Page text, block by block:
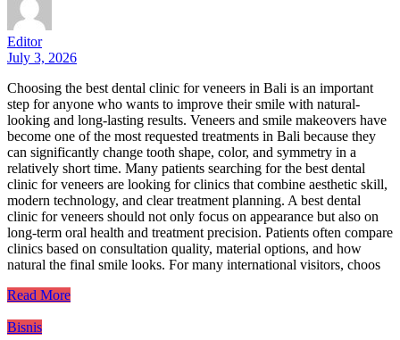
Editor
July 3, 2026
Choosing the best dental clinic for veneers in Bali is an important
step for anyone who wants to improve their smile with natural-
looking and long-lasting results. Veneers and smile makeovers have
become one of the most requested treatments in Bali because they
can significantly change tooth shape, color, and symmetry in a
relatively short time. Many patients searching for the best dental
clinic for veneers are looking for clinics that combine aesthetic skill,
modern technology, and clear treatment planning. A best dental
clinic for veneers should not only focus on appearance but also on
long-term oral health and treatment precision. Patients often compare
clinics based on consultation quality, material options, and how
natural the final smile looks. For many international visitors, choos
Read More
Bisnis